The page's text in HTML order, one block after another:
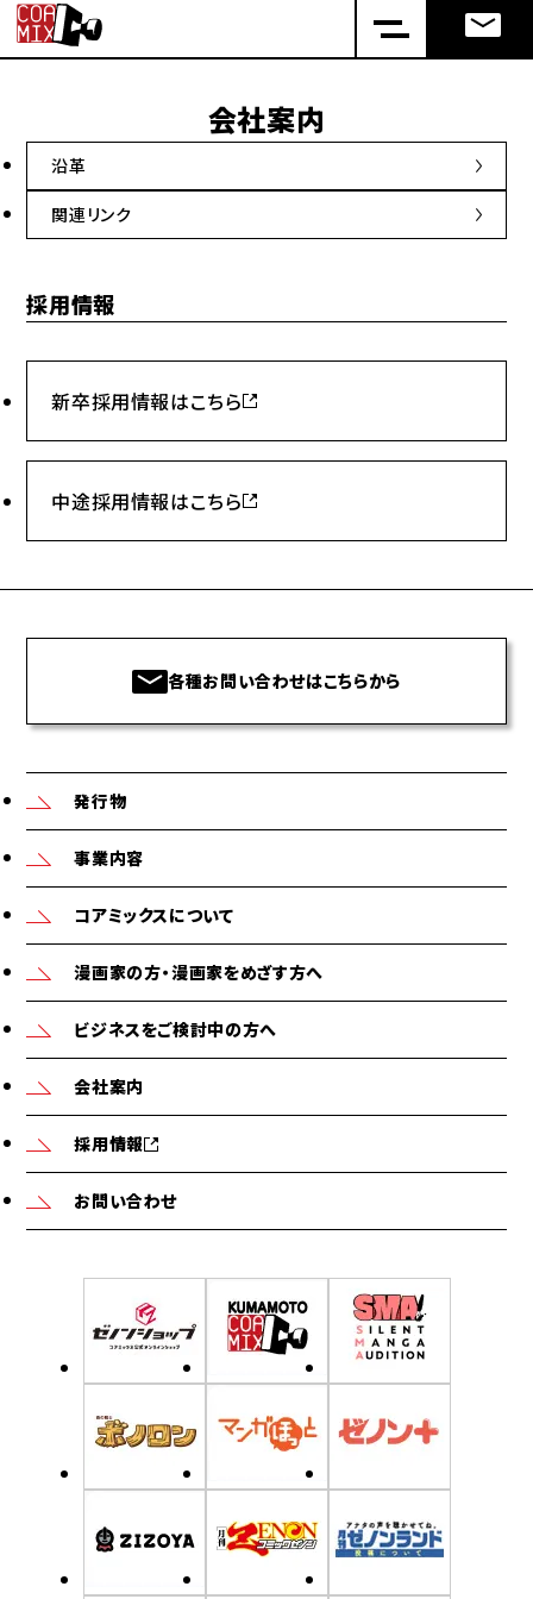
会社案内
沿革
関連リンク
採用情報
新卒採用情報はこちら
中途採用情報はこちら
各種お問い合わせはこちらから
発行物
事業内容
コアミックスについて
漫画家の方・漫画家をめざす方へ
ビジネスをご検討中の方へ
会社案内
採用情報
お問い合わせ